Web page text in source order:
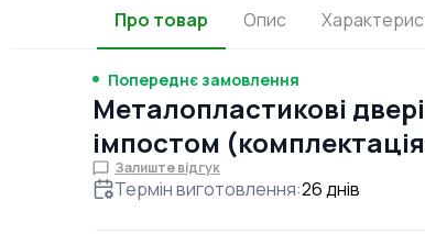
Про товар Опис
Попереднє замовлення
Металопластикові
імпостом
Залиште відгук
Термін виготовлення:26днів